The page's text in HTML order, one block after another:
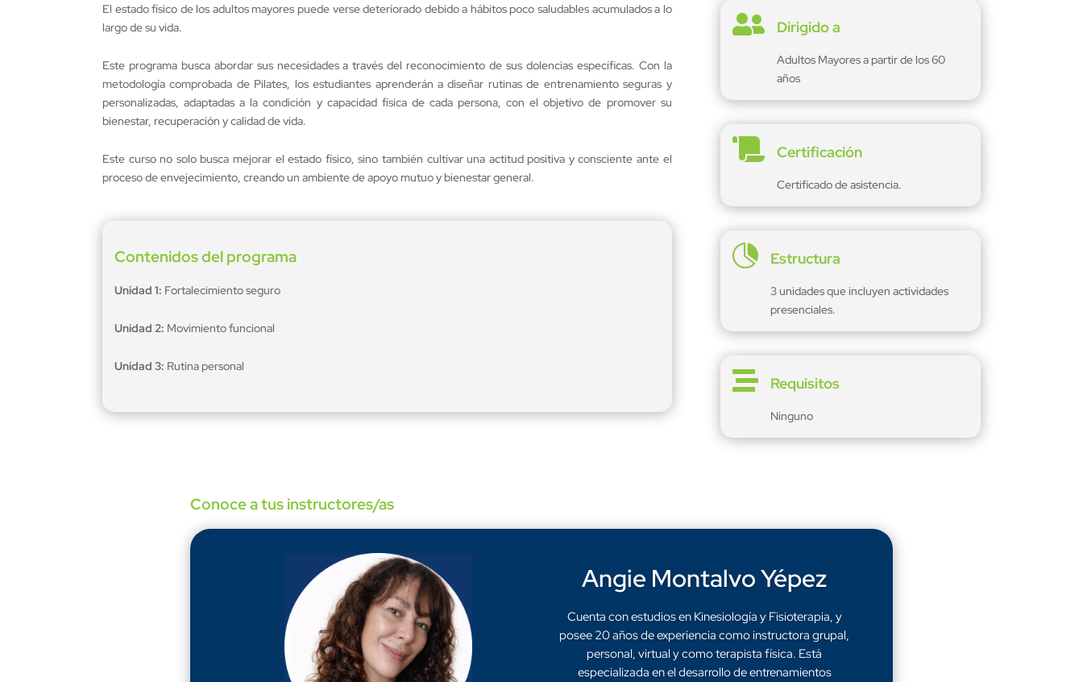
El estado físico de los adultos mayores puede verse deteriorado debido a hábitos poco saludables acumulados a lo
largo de su vida.
Este programa busca abordar sus necesidades a través del reconocimiento de sus dolencias específicas. Con la
metodología comprobada de Pilates, los estudiantes aprenderán a diseñar rutinas de entrenamiento seguras y
personalizadas, adaptadas a la condición y capacidad física de cada persona, con el objetivo de promover su
bienestar, recuperación y calidad de vida.
Este curso no solo busca mejorar el estado físico, sino también cultivar una actitud positiva y consciente ante el
proceso de envejecimiento, creando un ambiente de apoyo mutuo y bienestar general.
Contenidos del programa
Unidad 1: Fortalecimiento seguro
Unidad 2: Movimiento funcional
Unidad 3: Rutina personal
 Dirigido a
Adultos Mayores a partir de los 60
años
 Certificación
Certificado de asistencia.
 Estructura
3 unidades que incluyen actividades
presenciales.
 Requisitos
Ninguno
Conoce a tus instructores/as
Angie Montalvo Yépez
Cuenta con estudios en Kinesiología y Fisioterapia, y
posee 20 años de experiencia como instructora grupal,
personal, virtual y como terapista física. Está
especializada en el desarrollo de entrenamientos